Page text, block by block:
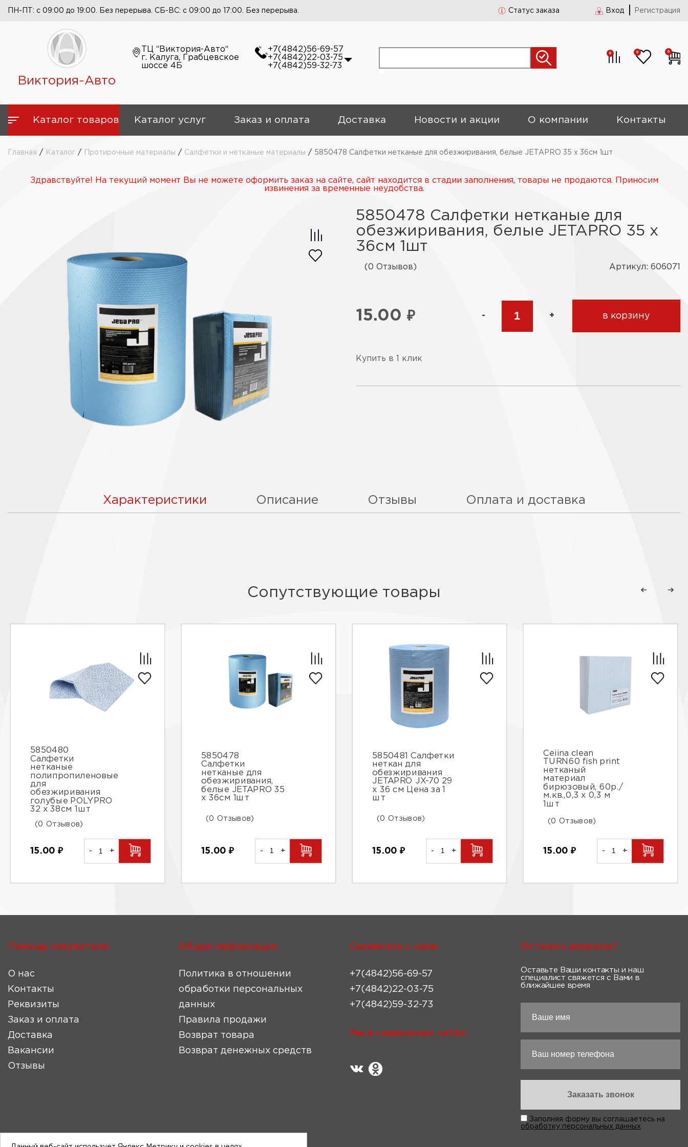
ПН-ПТ: с 09:00 до 19:00. Без перерыва. СБ-ВС: с 09:00 до 17:00. Без перерыва. Статус заказа Вход Регистрация
Виктория-Авто
ТЦ “Виктория-Авто“
г. Калуга, Грабцевское
шоссе 4Б
+7(4842)56-69-57
+7(4842)22-03-75
+7(4842)59-32-73
0 0 0
Каталог товаров Каталог услуг Заказ и оплата Доставка Новости и акции О компании Контакты
Главная / Каталог / Протирочные материалы / Салфетки и нетканые материалы / 5850478 Салфетки нетканые для обезжиривания, белые JETAPRO 35 х 36см 1шт
Здравствуйте! На текущий момент Вы не можете оформить заказ на сайте, сайт находится в стадии заполнения, товары не продаются. Приносим
извинения за временные неудобства.
5850478 Салфетки нетканые для
обезжиривания, белые JETAPRO 35 х
36см 1шт
(0 Отзывов) Артикул: 606071
15.00 ₽ - + в корзину
Купить в 1 клик
Характеристики Описание Отзывы Оплата и доставка
Сопутствующие товары
5850480
Салфетки
нетканые
полипропиленовые
для
обезжиривания
голубые POLYPRO
32 х 38см 1шт
(0 Отзывов)
15.00 ₽ - +
5850478
Салфетки
нетканые для
обезжиривания,
белые JETAPRO 35
х 36см 1шт
(0 Отзывов)
15.00 ₽ - +
5850481 Салфетки
неткан для
обезжиривания
JETAPRO JX-70 29
х 36 см Цена за 1
шт
(0 Отзывов)
15.00 ₽ - +
Ceiina clean
TURN60 fish print
нетканый
материал
бирюзовый, 60р./
м.кв.,0,3 х 0,3 м
1шт
(0 Отзывов)
15.00 ₽ - +
Помощь покупателю
О нас
Контакты
Реквизиты
Заказ и оплата
Доставка
Вакансии
Отзывы
Общая информация
Политика в отношении
обработки персональных
данных
Правила продажи
Возврат товара
Возврат денежных средств
Свяжитесь с нами
+7(4842)56-69-57
+7(4842)22-03-75
+7(4842)59-32-73
Мы в социальных сетях:
Остались вопросы?
Оставьте Ваши контакты и наш
специалист свяжется с Вами в
ближайшее время
Заполняя форму вы соглашаетесь на
обработку персональных данных